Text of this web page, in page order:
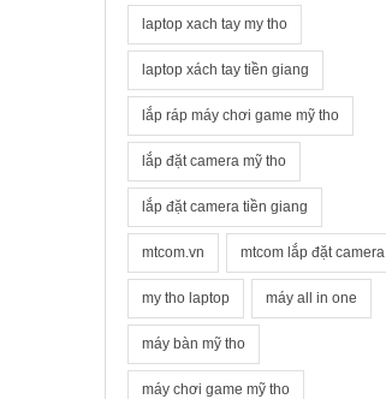
laptop xach tay my tho
laptop xách tay tiền giang
lắp ráp máy chơi game mỹ tho
lắp đặt camera mỹ tho
lắp đặt camera tiền giang
mtcom.vn mtcom lắp đặt camera
my tho laptop máy all in one
máy bàn mỹ tho
máy chơi game mỹ tho